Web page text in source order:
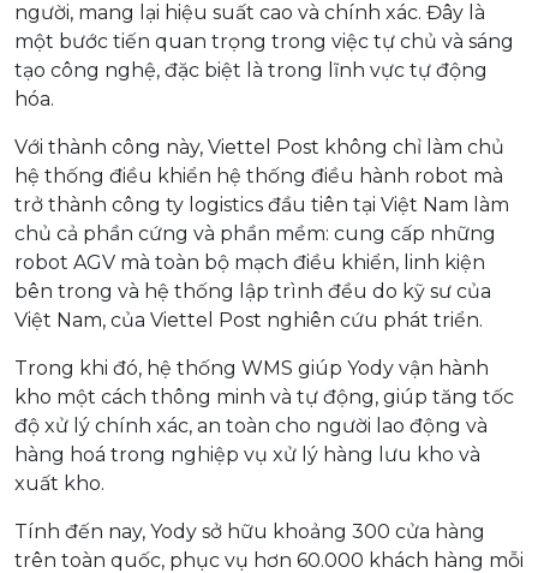
người, mang lại hiệu suất cao và chính xác. Đây là
một bước tiến quan trọng trong việc tự chủ và sáng
tạo công nghệ, đặc biệt là trong lĩnh vực tự động
hóa.
Với thành công này, Viettel Post không chỉ làm chủ
hệ thống điều khiển hệ thống điều hành robot mà
trở thành công ty logistics đầu tiên tại Việt Nam làm
chủ cả phần cứng và phần mềm: cung cấp những
robot AGV mà toàn bộ mạch điều khiển, linh kiện
bên trong và hệ thống lập trình đều do kỹ sư của
Việt Nam, của Viettel Post nghiên cứu phát triển.
Trong khi đó, hệ thống WMS giúp Yody vận hành
kho một cách thông minh và tự động, giúp tăng tốc
độ xử lý chính xác, an toàn cho người lao động và
hàng hoá trong nghiệp vụ xử lý hàng lưu kho và
xuất kho.
Tính đến nay, Yody sở hữu khoảng 300 cửa hàng
trên toàn quốc, phục vụ hơn 60.000 khách hàng mỗi